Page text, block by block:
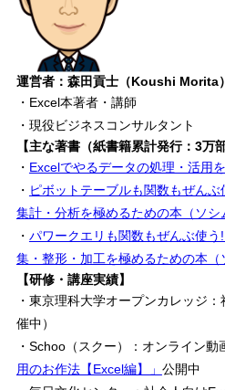
運営者：森田貢士（Koushi Morita）
・Excel本著者・講師
・現役ビジネスコンサルタント
【主な著書（紙書籍累計発行：3万
・ Excelでやるデータの処理・活用
・ ピボットテーブルも関数もぜん
集計・分析を極めるための本（ソシ
・ パワークエリも関数もぜんぶ使
集・整形・加工を極めるための本（
【研修・講座実績】
・東京理科大学オープンカレッジ
催中）
・Schoo（スクー）：オンライン動
用のお作法【Excel編】」 公開中